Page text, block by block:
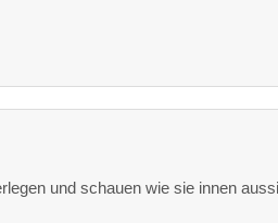
und schauen wie sie innen